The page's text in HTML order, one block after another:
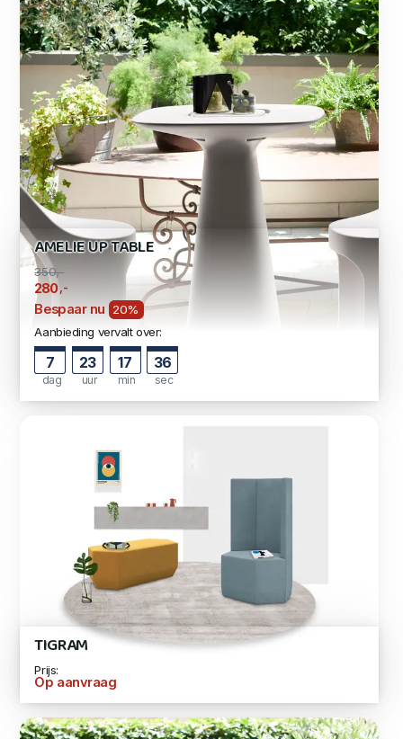
AMELIE UP TABLE
350,-
280 ,-
Bespaar nu
20%
Aanbieding vervalt over:
7
dag
23
uur
17
min
35
sec
TIGRAM
Prijs:
Op aanvraag